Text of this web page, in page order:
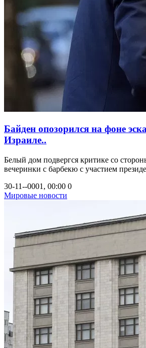
Байден опозорился на фоне
Израиле..
Белый дом подвергся критике со
вечеринки с барбекю с участием
30-11--0001, 00:00 0
Мировые новости